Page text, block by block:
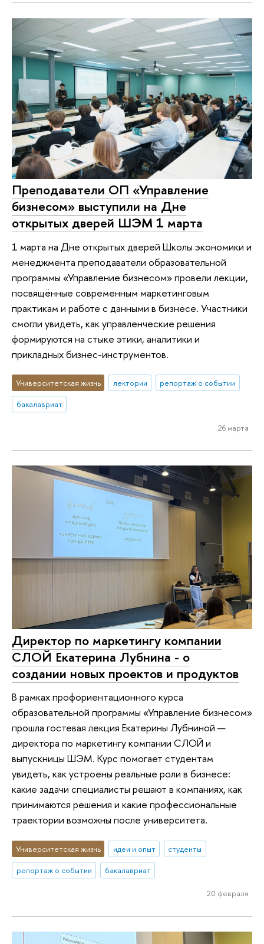
Преподаватели ОП «Управление
бизнесом» выступили на Дне
открытых дверей ШЭМ 1 марта
1 марта на Дне открытых дверей Школы экономики и
менеджмента преподаватели образовательной
программы «Управление бизнесом» провели лекции,
посвящённые современным маркетинговым
практикам и работе с данными в бизнесе. Участники
смогли увидеть, как управленческие решения
формируются на стыке этики, аналитики и
прикладных бизнес-инструментов.
Университетская жизнь лектории
репортаж о событии
бакалавриат
26 марта
Директор по маркетингу компании
СЛОЙ Екатерина Лубнина - о
создании новых проектов и продуктов
В рамках профориентационного курса
образовательной программы «Управление бизнесом»
прошла гостевая лекция Екатерины Лубниной —
директора по маркетингу компании СЛОЙ и
выпускницы ШЭМ. Курс помогает студентам
увидеть, как устроены реальные роли в бизнесе:
какие задачи специалисты решают в компаниях, как
принимаются решения и какие профессиональные
траектории возможны после университета.
Университетская жизнь идеи и опыт
студенты
репортаж о событии
бакалавриат
20 февраля